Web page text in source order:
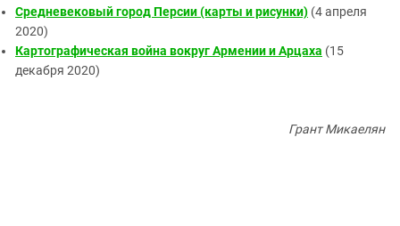
Средневековый город Персии (карты и рисунки) (4 апреля
2020)
Картографическая война вокруг Армении и Арцаха (15
декабря 2020)
Грант Микаелян